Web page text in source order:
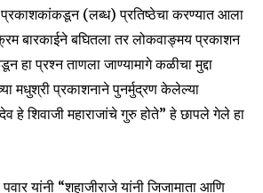
thePrivacy Policy.
32,111
Followers
75
Followers
(लब्ध) प्रतिष्ठेचा करण्यात आला
बारकाईने बघितला तर लोकवाङ्मय प्रकाशन
हा प्रश्न ताणला जाण्यामागे कळीचा मुद्दा
मधुश्री प्रकाशनाने पुनर्मुद्रण केलेल्या
हे शिवाजी महाराजांचे गुरु होते” हे छापले गेले हा
यांनी “शहाजीराजे यांनी जिजामाता आणि